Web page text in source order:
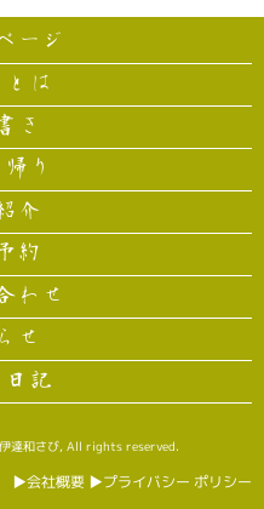
ージ
は
き
り
介
約
わせ
せ
記
達和さび, All rights reserved.
▶︎会社概要 ▶︎プライバシー ポリシー